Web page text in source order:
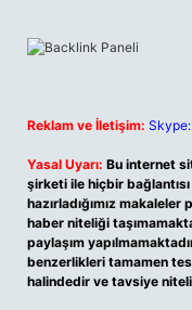
Reklam ve İletişim:
Yasal Uyarı: Bu internet
şirketi ile hiçbir
hazırladığımız
haber niteliği
paylaşım
benzerlikleri tamamen
halindedir ve tavsiye